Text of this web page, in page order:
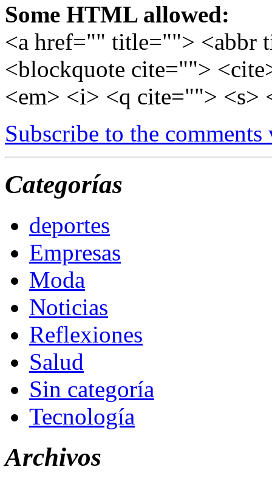
Some HTML allowed:
<a href="" title=""> <abbr
<blockquote cite="">
<em> <i> <q cite=""> <s>
Subscribe to the comments
Categorías
deportes
Empresas
Moda
Noticias
Reflexiones
Salud
Sin categoría
Tecnología
Archivos